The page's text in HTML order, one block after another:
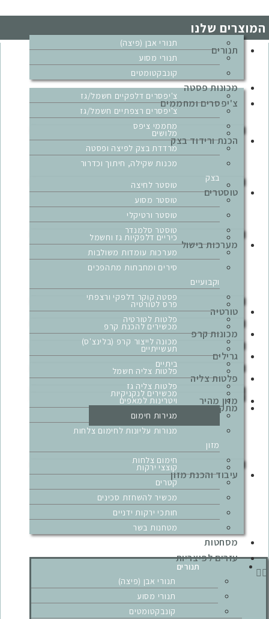
המוצרים שלנו
תנורים
תנורי אבן (פיצה)
תנורי מסוע
קונבקטומטים
מכונות פסטה
צ'יפסרים ומחממים
צ'יפסרים דלפקיים חשמל/גז
צ'יפסרים רצפתיים חשמל/גז
מחממי ציפס
הכנת ורידוד בצק
מלושים
מרדדת בצק לפיצה ופסטה
מכנות שקילה, חיתוך וכדרור
בצק
טוסטרים
טוסטר לחיצה
טוסטר מסוע
טוסטר ורטיקלי
טוסטר סלמנדר
מערכות בישול
כיריים דלפקיות גז וחשמל
מערכות עומדות משולבות
סירים ומחבתות מתהפכים
וקבועיים
פסטה קוקר דלפקי ורצפתי
טורטיה
פרס לטורטיה
פלטות לטורטיה
מכונות קרפ
מכשירים להכנת קרפ
מכונה לייצור קרפ (בלינצ'ס)
גרילים
תעשייתיים
ביתיים
פלטות צליה
פלטות צליה חשמל
פלטות צליה גז
מזון מהיר
מכשירים לנקניקיות
מתקני חימום
ויטרינות למאפים
מגירות חימום
מנורות עליונות לחימום צלחות
מזון
חימום צלחות
עיבוד והכנת מזון
קוצצי ירקות
קטרים
מכשיר להשחזת סכינים
חותכי ירקות ידניים
מטחנות בשר
מסחטות
עזרים לפיצריות
תנורים
תנורי אבן (פיצה)
תנורי מסוע
קונבקטומטים